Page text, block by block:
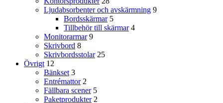
Ljudabsorbenter och avskärmning 9
Bordsskärmar 5
Tillbehör till skärmar 4
Monitorarmar 9
Skrivbord 8
Skrivbordsstolar 25
Övrigt 12
Bänkset 3
Entrémattor 2
Fällbara scener 5
Paketprodukter 2